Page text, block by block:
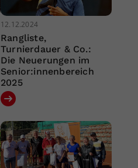
12.12.2024
Rangliste,
Turnierdauer & Co.:
Die Neuerungen im
Senior:innenbereich
2025